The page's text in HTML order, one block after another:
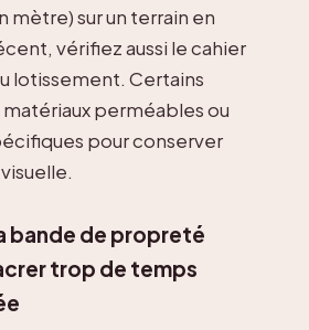
mètre) sur un terrain en
vérifiez aussi le cahier
lotissement. Certains
perméables ou
pour conserver
bande de propreté
trop de temps